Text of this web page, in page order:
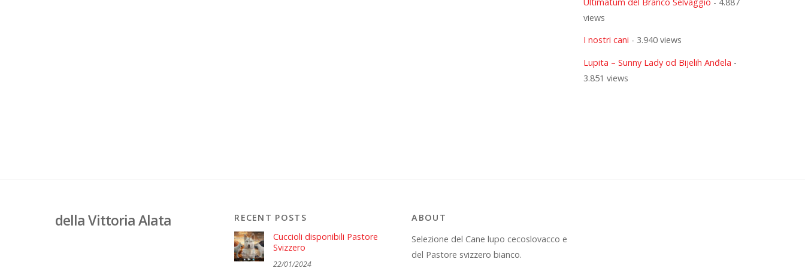
views
I nostri cani - 3.940 views
Lupita – Sunny Lady od Bijelih Anđela -
3.851 views
della Vittoria Alata
RECENT POSTS
Cuccioli disponibili Pastore
Svizzero
22/01/2024
ABOUT
Selezione del Cane lupo cecoslovacco e
del Pastore svizzero bianco.